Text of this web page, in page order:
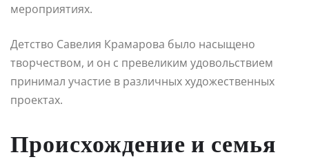
мероприятиях.
Детство Савелия Крамарова было насыщено
творчеством, и он с превеликим удовольствием
принимал участие в различных художественных
проектах.
Происхождение и семья